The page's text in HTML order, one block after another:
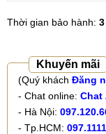
Thời gian bảo hành:
Khuyến mãi
(Quý khách Đăng
- Chat online: Chat
- Hà Nội:
- Tp.HCM: